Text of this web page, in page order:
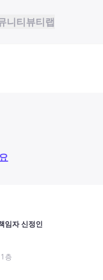
니티뷰티랩
임자 신정인
층